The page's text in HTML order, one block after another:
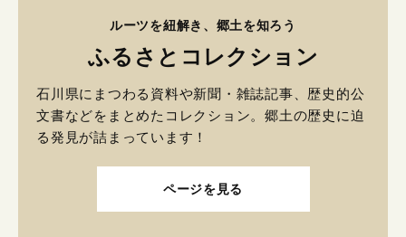
ルーツを紐解き、郷土を知ろう
ふるさとコレクション
石川県にまつわる資料や新聞・雑誌記事、歴史的公
文書などをまとめたコレクション。郷土の歴史に迫
る発見が詰まっています！
ページを見る